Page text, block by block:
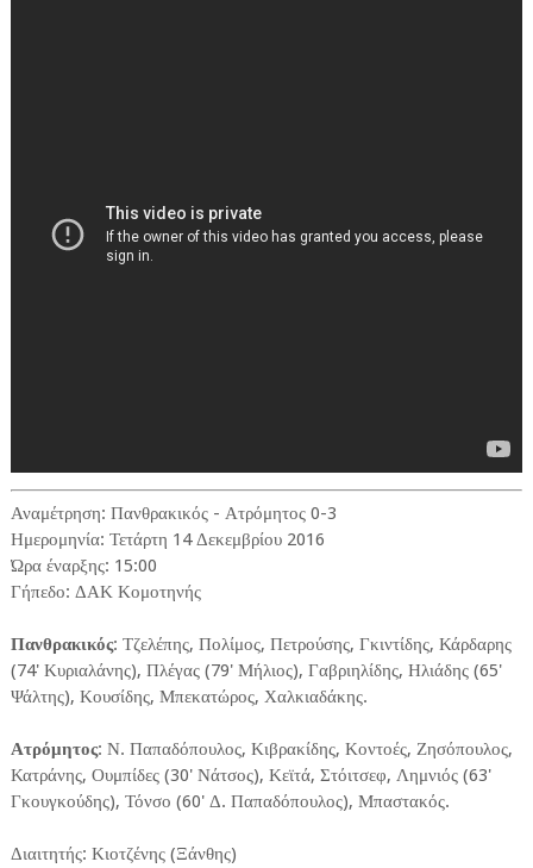
Αναμέτρηση: Πανθρακικός - Ατρόμητος 0-3
Ημερομηνία: Τετάρτη 14 Δεκεμβρίου 2016
Ώρα έναρξης: 15:00
Γήπεδο: ΔΑΚ Κομοτηνής
Πανθρακικός: Τζελέπης, Πολίμος, Πετρούσης, Γκιντίδης, Κάρδαρης
(74' Κυριαλάνης), Πλέγας (79' Μήλιος), Γαβριηλίδης, Ηλιάδης (65'
Ψάλτης), Κουσίδης, Μπεκατώρος, Χαλκιαδάκης.
Ατρόμητος: Ν. Παπαδόπουλος, Κιβρακίδης, Κοντοές, Ζησόπουλος,
Κατράνης, Ουμπίδες (30' Νάτσος), Κεϊτά, Στόιτσεφ, Λημνιός (63'
Γκουγκούδης), Τόνσο (60' Δ. Παπαδόπουλος), Μπαστακός.
Διαιτητής: Κιοτζένης (Ξάνθης)